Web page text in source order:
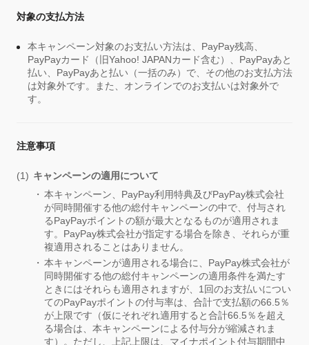
対象の支払方法
本キャンペーン対象のお支払い方法は、PayPay残高、
PayPayカード（旧Yahoo! JAPANカード含む）、PayPayあと
払い、PayPayあと払い（一括のみ）で、その他のお支払方法
は対象外です。また、オンラインでのお支払いは対象外で
す。
注意事項
キャンペーンの適用について
本キャンペーン、PayPay利用特典及びPayPay株式会社
が同時開催する他の総付キャンペーンの中で、付与され
るPayPayポイントの額が最大となるものが適用されま
す。PayPay株式会社が指定する場合を除き、それらが重
複適用されることはありません。
本キャンペーンが適用される場合に、PayPay株式会社が
同時開催する他の総付キャンペーンの適用条件を満たす
ときにはそれらも適用されますが、1回のお支払いについ
てのPayPayポイントの付与率は、合計で支払額の66.5％
が上限です（仮にそれぞれ適用すると合計66.5％を超え
る場合は、本キャンペーンによる付与分が縮減されま
す）。ただし、上記上限は、マイナポイント付与期間中